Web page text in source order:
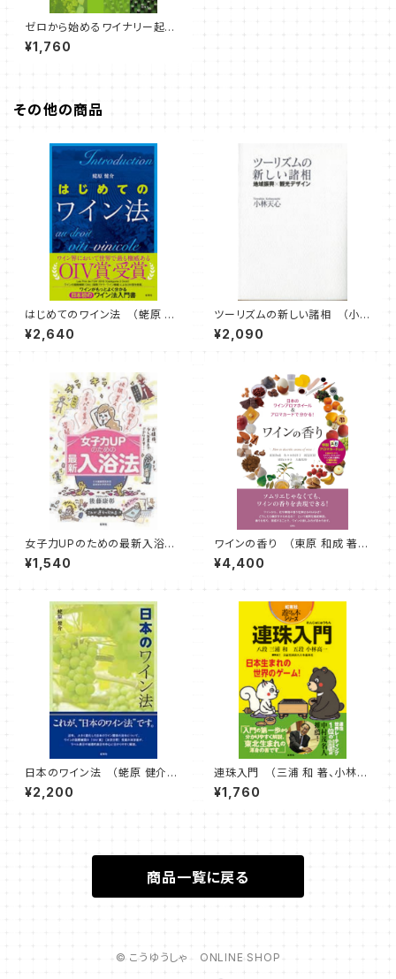
ゼロから始めるワイナリー起
業 （蓮見 よしあき 著）
¥1,760
その他の商品
はじめてのワイン法 （蛯原 健
介 著）
¥2,640
ツーリズムの新しい諸相 （小林
天心 著）
¥2,090
女子力UPのための最新入浴
法 （後藤 康彰 著）
¥1,540
ワインの香り （東原 和成 著、
佐々木 佳津子 著、渡辺 直樹
著、鹿取 みゆき 著、大越 基裕
¥4,400
日本のワイン法 （蛯原 健介
著）
¥2,200
連珠入門 （三浦 和 著、小林
高一 著）
¥1,760
商品一覧に戻る
© こうゆうしゃ ONLINE SHOP